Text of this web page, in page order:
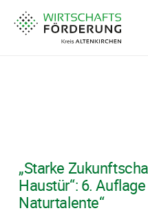
„Starke
Haustür“: 6.
Naturtalente“